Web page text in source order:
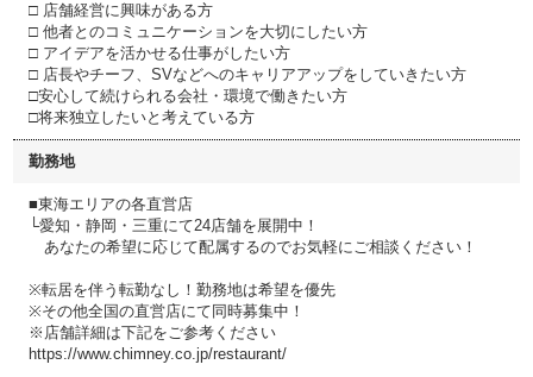
□ 店舗経営に興味がある方
□ 他者とのコミュニケーションを大切にしたい方
□ アイデアを活かせる仕事がしたい方
□ 店長やチーフ、SVなどへのキャリアアップをしていきたい方
□安心して続けられる会社・環境で働きたい方
□将来独立したいと考えている方
勤務地
■東海エリアの各直営店
└愛知・静岡・三重にて24店舗を展開中！
あなたの希望に応じて配属するのでお気軽にご相談ください！
※転居を伴う転勤なし！勤務地は希望を優先
※その他全国の直営店にて同時募集中！
※店舗詳細は下記をご参考ください
https://www.chimney.co.jp/restaurant/